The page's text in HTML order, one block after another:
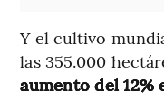
Y el cultivo
las 355.000
aumento del 12%